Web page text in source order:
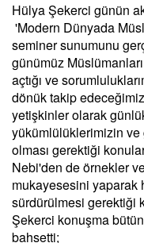
Hülya Şekerci günün
'Modern Dünyada
seminer sunumunu
günümüz
açtığı ve
dönük takip edeceğimiz
yetişkinler olarak
yükümlülüklerimizin
olması gerektiği
Nebi'den de örnekler
mukayesesini
sürdürülmesi gerektiği
Şekerci konuşma
bahsetti;